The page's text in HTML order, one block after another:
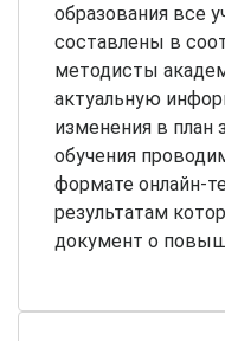
образования все
составлены в
методисты
актуальную
изменения в план
обучения
формате онлайн-
результатам
документ о